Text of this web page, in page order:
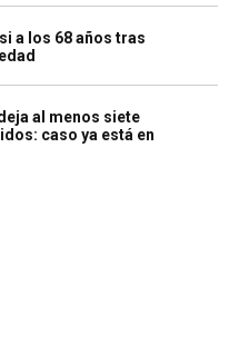
a los 68 años tras
al menos siete
caso ya está en